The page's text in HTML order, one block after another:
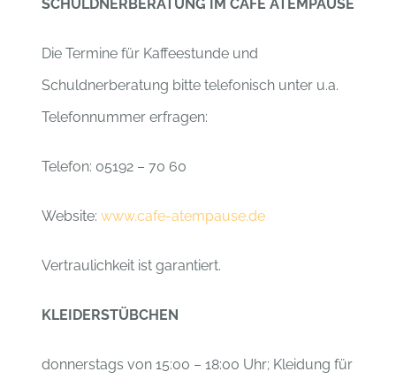
SCHULDNERBERATUNG IM CAFÉ ATEMPAUSE
Die Termine für Kaffeestunde und
Schuldnerberatung bitte telefonisch unter u.a.
Telefonnummer erfragen:
Telefon: 05192 – 70 60
Website: www.cafe-atempause.de
Vertraulichkeit ist garantiert.
KLEIDERSTÜBCHEN
donnerstags von 15:00 – 18:00 Uhr; Kleidung für